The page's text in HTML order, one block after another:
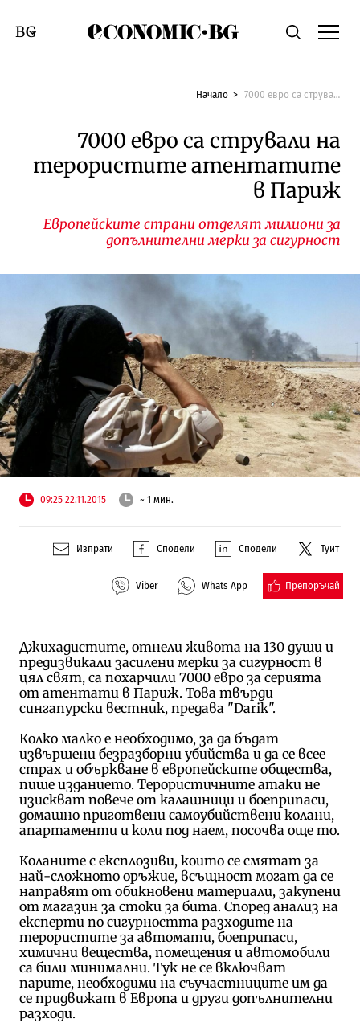
Economic.bgТърсене
Смяна на език
Начало 7000 евро са стрували на терористите атентатите в Париж
7000 евро са стрували на
терористите атентатите
в Париж
Европейските страни отделят милиони за
допълнителни мерки за сигурност
09:25 22.11.2015 ~ 1 мин.
Изпрати Сподели Сподели Туит
Viber Whats App Препоръчай
Джихадистите, отнели живота на 130 души и
предизвикали засилени мерки за сигурност в
цял свят, са похарчили 7000 евро за серията
от атентати в Париж. Това твърди
сингапурски вестник, предава "Darik".
Колко малко е необходимо, за да бъдат
извършени безразборни убийства и да се всее
страх и объркване в европейските общества,
пише изданието. Терористичните атаки не
изискват повече от калашници и боеприпаси,
домашно приготвени самоубийствени колани,
апартаменти и коли под наем, посочва още то.
Коланите с експлозиви, които се смятат за
най-сложното оръжие, всъщност могат да се
направят от обикновени материали, закупени
от магазин за стоки за бита. Според анализ на
експерти по сигурността разходите на
терористите за автомати, боеприпаси,
химични вещества, помещения и автомобили
са били минимални. Тук не се включват
парите, необходими на съучастниците им да
се придвижат в Европа и други допълнителни
разходи.